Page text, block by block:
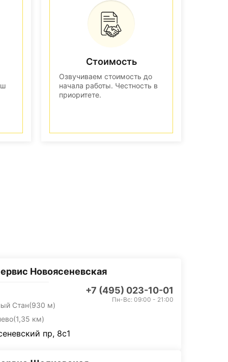
Стоимость
Озвучиваем стоимость до
начала работы. Честность в
приоритете.
Новоясеневская
+7 (495) 023-10-01
Стан(930 м)
(1,35 км)
Пн-Вс: 09:00 - 21:00
пр, 8с1